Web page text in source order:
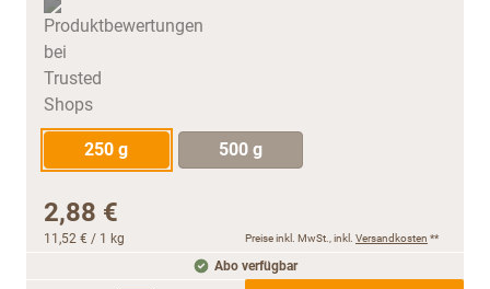
250 g 500 g
2,88 €
11,52 € / 1 kg Preise inkl. MwSt., inkl. Versandkosten **
Abo verfügbar